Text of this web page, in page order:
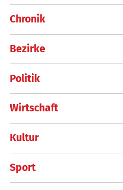
Chronik
Bezirke
Politik
Wirtschaft
Kultur
Sport